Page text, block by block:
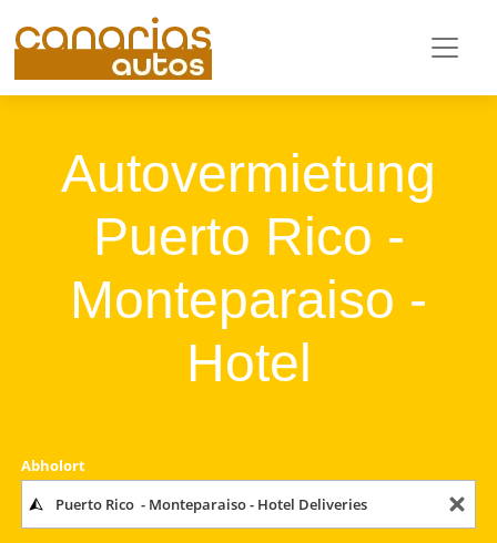
Autovermietung
Puerto Rico -
Monteparaiso -
Hotel
Abholort